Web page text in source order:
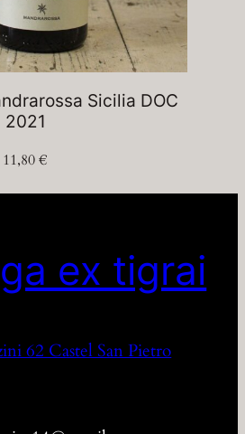
Sicilia DOC
2021
11,80€
ex tigrai
62 Castel San Pietro